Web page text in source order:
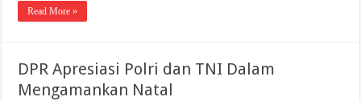
Read More »
DPR Apresiasi Polri dan TNI Dalam
Mengamankan Natal